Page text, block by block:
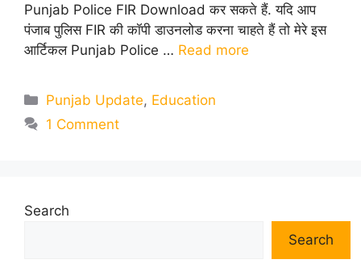
Punjab Police FIR Download कर सकते हैं. यदि आप
पंजाब पुलिस FIR की कॉपी डाउनलोड करना चाहते हैं तो मेरे इस
आर्टिकल Punjab Police … Read more
Categories
Punjab Update, Education
1 Comment
Search
Search